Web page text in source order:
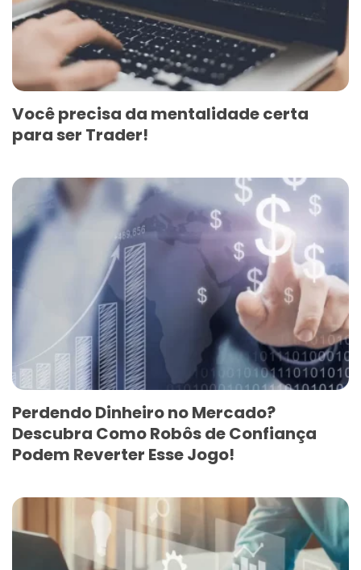
Você precisa da mentalidade certa
para ser Trader!
Perdendo Dinheiro no Mercado?
Descubra Como Robôs de Confiança
Podem Reverter Esse Jogo!